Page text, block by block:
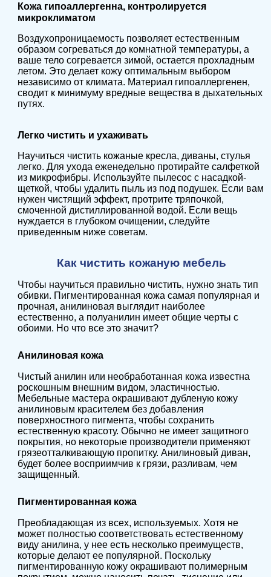
Кожа гипоаллергенна, контролируется
микроклиматом
Воздухопроницаемость позволяет естественным
образом согреваться до комнатной температуры, а
ваше тело согревается зимой, остается прохладным
летом. Это делает кожу оптимальным выбором
независимо от климата. Материал гипоаллергенен,
сводит к минимуму вредные вещества в дыхательных
путях.
Легко чистить и ухаживать
Научиться чистить кожаные кресла, диваны, стулья
легко. Для ухода еженедельно протирайте салфеткой
из микрофибры. Используйте пылесос с насадкой-
щеткой, чтобы удалить пыль из под подушек. Если вам
нужен чистящий эффект, протрите тряпочкой,
смоченной дистиллированной водой. Если вещь
нуждается в глубоком очищении, следуйте
приведенным ниже советам.
Как чистить кожаную мебель
Чтобы научиться правильно чистить, нужно знать тип
обивки. Пигментированная кожа самая популярная и
прочная, анилиновая выглядит наиболее
естественно, а полуанилин имеет общие черты с
обоими. Но что все это значит?
Анилиновая кожа
Чистый анилин или необработанная кожа известна
роскошным внешним видом, эластичностью.
Мебельные мастера окрашивают дубленую кожу
анилиновым красителем без добавления
поверхностного пигмента, чтобы сохранить
естественную красоту. Обычно не имеет защитного
покрытия, но некоторые производители применяют
грязеотталкивающую пропитку. Анилиновый диван,
будет более восприимчив к грязи, разливам, чем
защищенный.
Пигментированная кожа
Преобладающая из всех, используемых. Хотя не
может полностью соответствовать естественному
виду анилина, у нее есть несколько преимуществ,
которые делают ее популярной. Поскольку
пигментированную кожу окрашивают полимерным